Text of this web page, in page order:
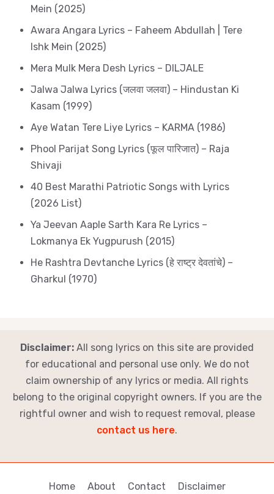
Mein (2025)
Awara Angara Lyrics – Faheem Abdullah | Tere
Ishk Mein (2025)
Mera Mulk Mera Desh Lyrics – DILJALE
Jalwa Jalwa Lyrics (जलवा जलवा) – Hindustan Ki
Kasam (1999)
Aye Watan Tere Liye Lyrics – KARMA (1986)
Phool Parijat Song Lyrics (फूल पारिजात) – Raja
Shivaji
40 Best Marathi Patriotic Songs with Lyrics
(2026 List)
Ya Jeevan Aaple Sarth Kara Re Lyrics –
Lokmanya Ek Yugpurush (2015)
He Rashtra Devtanche Lyrics (हे राष्ट्र देवतांचे) –
Gharkul (1970)
Disclaimer: All song lyrics on this site are provided
for educational and personal use only. We do not
claim ownership of any lyrics or media. All rights
belong to the original copyright owners. If you are the
rightful owner and wish to request removal, please
contact us here.
Home About Contact Disclaimer